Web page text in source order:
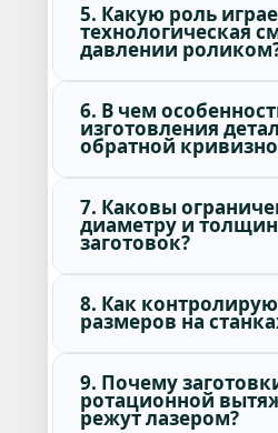
5. Какую роль
технологическая
давлении
6. В чем
изготовления
обратной
7. Каковы
диаметру и
заготовок?
8. Как
размеров на
9. Почему
ротационной
режут лазером?